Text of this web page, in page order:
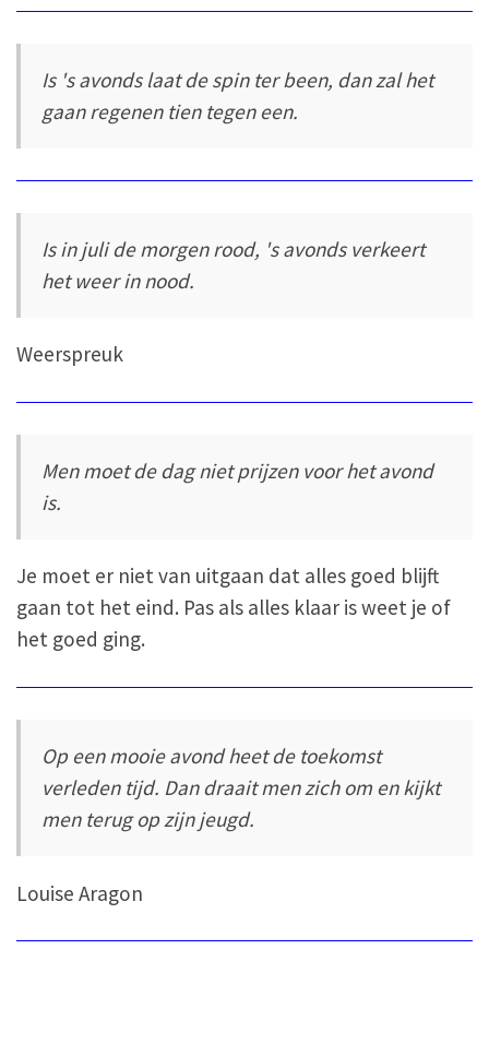
Is 's avonds laat de spin ter been, dan zal het
gaan regenen tien tegen een.
Is in juli de morgen rood, 's avonds verkeert
het weer in nood.
Weerspreuk
Men moet de dag niet prijzen voor het avond
is.
Je moet er niet van uitgaan dat alles goed blijft
gaan tot het eind. Pas als alles klaar is weet je of
het goed ging.
Op een mooie avond heet de toekomst
verleden tijd. Dan draait men zich om en kijkt
men terug op zijn jeugd.
Louise Aragon